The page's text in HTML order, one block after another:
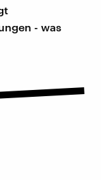
- was